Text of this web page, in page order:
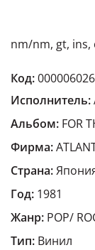
nm/nm, gt, ins,
Код:
Исполнитель:
Альбом: FOR
Фирма:
Страна:
Год: 1981
Жанр: POP/
Тип: Винил